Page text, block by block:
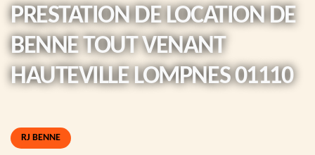
PRESTATION DE LOCATION DE
BENNE TOUT VENANT
HAUTEVILLE LOMPNES 01110
RJ BENNE